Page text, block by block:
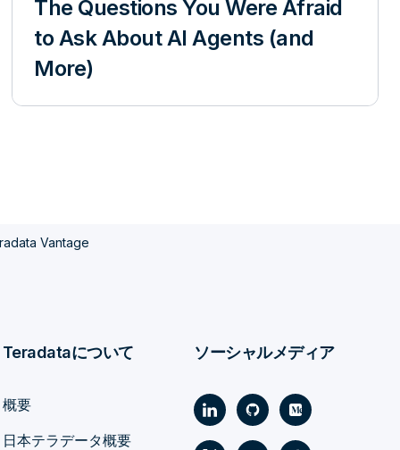
The Questions You Were Afraid
to Ask About AI Agents (and
More)
Vantage
Teradataについて
概要
日本テラデータ概要
ソーシャルメディア